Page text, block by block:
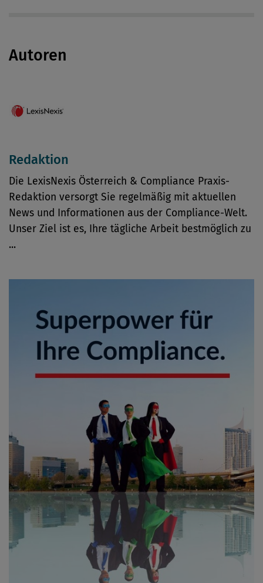
Autoren
Redaktion
Die LexisNexis Österreich & Compliance Praxis-
Redaktion versorgt Sie regelmäßig mit aktuellen
News und Informationen aus der Compliance-Welt.
Unser Ziel ist es, Ihre tägliche Arbeit bestmöglich zu
...